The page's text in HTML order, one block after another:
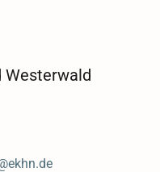
Westerwald